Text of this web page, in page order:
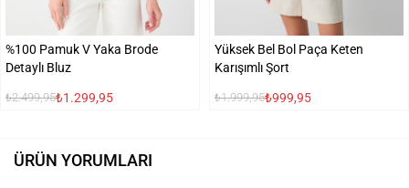
%100 Pamuk V Yaka Brode
Detaylı Bluz
₺2.499,95₺1.299,95
Yüksek Bel Bol Paça Keten
Karışımlı Şort
₺1.999,95₺999,95
ÜRÜN YORUMLARI